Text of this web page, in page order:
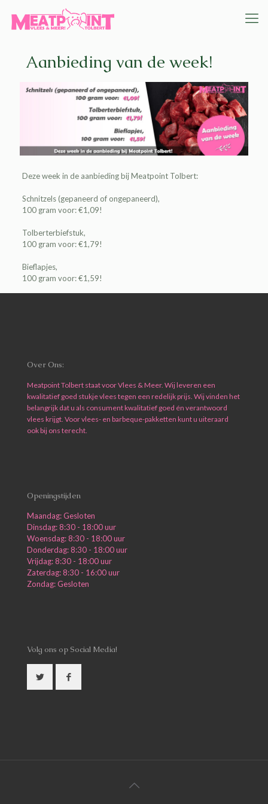
Aanbieding van de week!
Deze week in de aanbiedingbijMeatpoint Tolbert:
Schnitzels (gepaneerd of ongepaneerd),
100 gram voor: €1,09!
Tolberterbiefstuk,
100 gram voor: €1,79!
Bieflapjes,
100 gram voor: €1,59!
Over Ons:
Meatpoint Tolbert staat voor Vlees & Meer. Wij leveren een
kwalitatief goed stukje vlees tegen een redelijk prijs. Wij vinden het
belangrijk dat u als consument kwalitatief goed én verantwoord
vlees krijgt. Voor vlees- en barbeque-pakketten kunt u uiteraard
ook bij ons terecht.
Openingstijden
Maandag: Gesloten
Dinsdag: 8:30 - 18:00 uur
Woensdag: 8:30 - 18:00 uur
Donderdag: 8:30 - 18:00 uur
Vrijdag: 8:30 - 18:00 uur
Zaterdag: 8:30 - 16:00 uur
Zondag: Gesloten
Volg ons op Social Media!